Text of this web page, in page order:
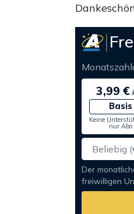
3,99 €
Basis
Keine
nur Abo
Der
freiwilligen